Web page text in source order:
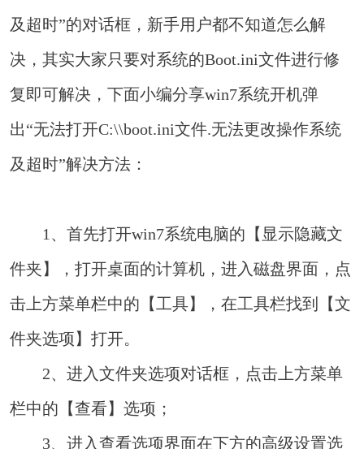
及超时”的对话框，新手用户都不知道怎么解
决，其实大家只要对系统的Boot.ini文件进行修
复即可解决，下面小编分享win7系统开机弹
出“无法打开C:\\boot.ini文件.无法更改操作系统
及超时”解决方法：
1、首先打开win7系统电脑的【显示隐藏文
件夹】，打开桌面的计算机，进入磁盘界面，点
击上方菜单栏中的【工具】，在工具栏找到【文
件夹选项】打开。
2、进入文件夹选项对话框，点击上方菜单
栏中的【查看】选项；
3、进入查看选项界面在下方的高级设置选